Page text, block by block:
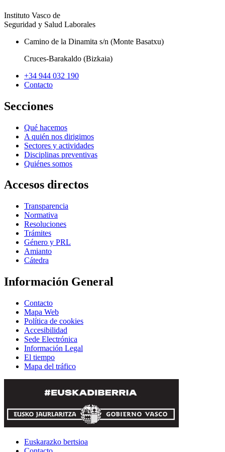
Instituto Vasco de
Seguridad y Salud Laborales
Camino de la Dinamita s/n (Monte Basatxu)
Cruces-Barakaldo (Bizkaia)
+34 944 032 190
Contacto
Secciones
Qué hacemos
A quién nos dirigimos
Sectores y actividades
Disciplinas preventivas
Quiénes somos
Accesos directos
Transparencia
Normativa
Resoluciones
Trámites
Género y PRL
Amianto
Cátedra
Información General
Contacto
Mapa Web
Política de cookies
Accesibilidad
Sede Electrónica
Información Legal
El tiempo
Mapa del tráfico
Euskarazko bertsioa